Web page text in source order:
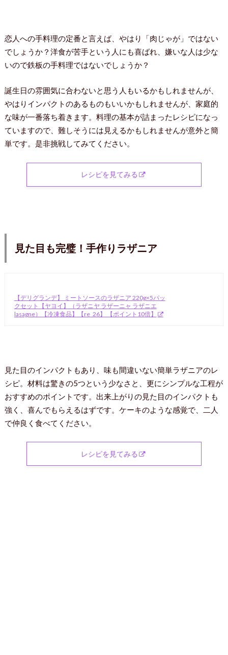
恋人への手料理の定番と言えば、やはり「肉じゃが」ではない
でしょうか？洋食が苦手という人にも喜ばれ、嫌いな人は少な
いので鉄板の手料理ではないでしょうか？
誕生日の雰囲気に合わないと思う人もいるかもしれませんが、
やはりインパクトのあるものもいいかもしれませんが、家庭的
な味が一番落ち着きます。料理の基本が詰まったレシピになっ
ていますので、難しそうには見えるかもしれませんが意外と簡
単です。是非挑戦してみてください。
レシピを見てみる
見た目も完璧！手作りラザニア
【デリグランデ】 ミートソースのラザニア 220g×5パッ
クセット【ヤヨイ】（ラザニヤ ラザーニャ ラザニエ
lasagne）【冷凍食品】【re_26】 【ポイント10倍】
見た目のインパクトもあり、味も間違いない簡単ラザニアのレ
シピ。材料は驚きの5つという少なさと、更にシンプルな工程が
おすすめのポイントです。出来上がりの見た目のインパクトも
強く、喜んでもらえるはずです。ケーキのような感覚で、二人
で仲良く食べてください。
レシピを見てみる